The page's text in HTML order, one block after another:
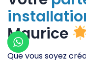
Maurice
Que vous soyez